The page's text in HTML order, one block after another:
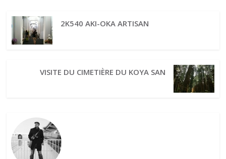
2K540 AKI-OKA ARTISAN
VISITE DU CIMETIÈRE DU KOYA SAN